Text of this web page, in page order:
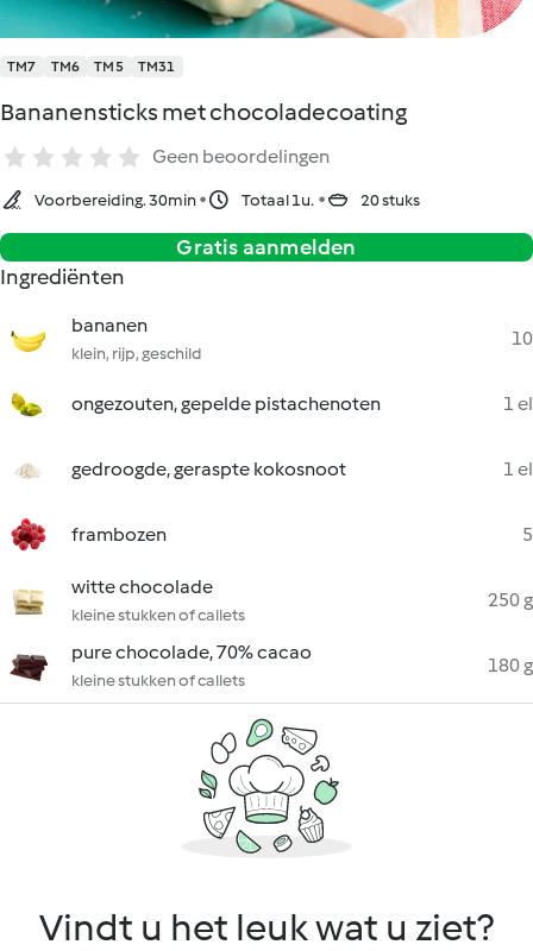
TM7 TM6 TM5 TM31
Bananensticks met chocoladecoating
Geen beoordelingen
Voorbereiding. 30min Totaal 1u. 20 stuks
Gratis aanmelden
Ingrediënten
bananen
klein, rijp, geschild
10
ongezouten, gepelde pistachenoten 1 el
gedroogde, geraspte kokosnoot 1 el
frambozen 5
witte chocolade
kleine stukken of callets
250 g
pure chocolade, 70% cacao
kleine stukken of callets
180 g
Vindt u het leuk wat u ziet?